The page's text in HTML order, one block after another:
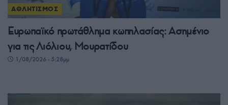
ΑΘΛΗΤΙΣΜΟΣ
Ευρωπαϊκό πρωτάθλημα κωπηλασίας: Ασημένιο
για τις Λιόλιου, Μουρατίδου
1/08/2026 - 5:28μμ